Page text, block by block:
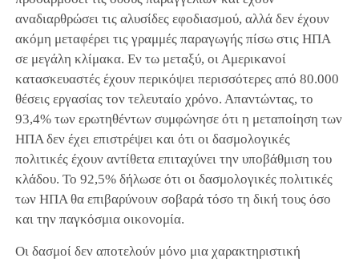
αναδιαρθρώσει τις αλυσίδες εφοδιασμού, αλλά δεν έχουν
ακόμη μεταφέρει τις γραμμές παραγωγής πίσω στις ΗΠΑ
σε μεγάλη κλίμακα. Εν τω μεταξύ, οι Αμερικανοί
κατασκευαστές έχουν περικόψει περισσότερες από 80.000
θέσεις εργασίας τον τελευταίο χρόνο. Απαντώντας, το
93,4% των ερωτηθέντων συμφώνησε ότι η μεταποίηση των
ΗΠΑ δεν έχει επιστρέψει και ότι οι δασμολογικές
πολιτικές έχουν αντίθετα επιταχύνει την υποβάθμιση του
κλάδου. Το 92,5% δήλωσε ότι οι δασμολογικές πολιτικές
των ΗΠΑ θα επιβαρύνουν σοβαρά τόσο τη δική τους όσο
και την παγκόσμια οικονομία.
Οι δασμοί δεν αποτελούν μόνο μια χαρακτηριστική